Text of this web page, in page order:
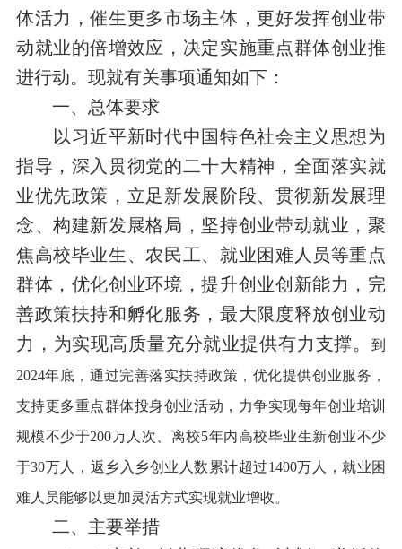
体活力，催生更多市场主体，更好发挥创业带
动就业的倍增效应，决定实施重点群体创业推
进行动。现就有关事项通知如下：
一、总体要求
以习近平新时代中国特色社会主义思想为
指导，深入贯彻党的二十大精神，全面落实就
业优先政策，立足新发展阶段、贯彻新发展理
念、构建新发展格局，坚持创业带动就业，聚
焦高校毕业生、农民工、就业困难人员等重点
群体，优化创业环境，提升创业创新能力，完
善政策扶持和孵化服务，最大限度释放创业动
力，为实现高质量充分就业提供有力支撑。到
2024年底，通过完善落实扶持政策，优化提供创业服务，
支持更多重点群体投身创业活动，力争实现每年创业培训
规模不少于200万人次、离校5年内高校毕业生新创业不少
于30万人，返乡入乡创业人数累计超过1400万人，就业困
难人员能够以更加灵活方式实现就业增收。
二、主要举措